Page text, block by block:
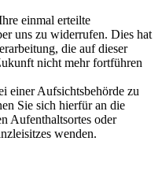
einmal erteilte
uns zu widerrufen. Dies hat
die auf dieser
nicht mehr fortführen
einer Aufsichtsbehörde zu
Sie sich hierfür an die
Aufenthaltsortes oder
wenden.